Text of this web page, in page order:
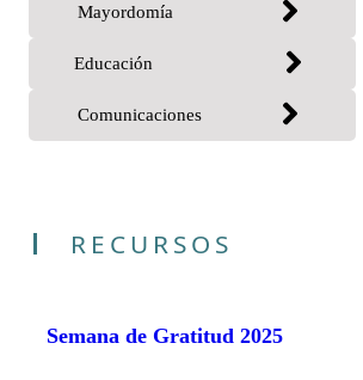
Mayordomía
Educación
Comunicaciones
RECURSOS
Semana de Gratitud 2025